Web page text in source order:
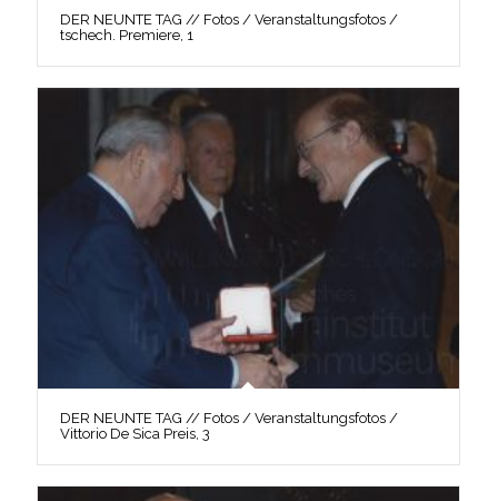
DER NEUNTE TAG // Fotos / Veranstaltungsfotos /
tschech. Premiere, 1
DER NEUNTE TAG // Fotos / Veranstaltungsfotos /
Vittorio De Sica Preis, 3